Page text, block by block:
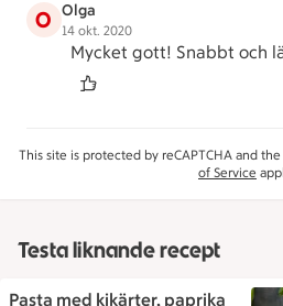
O Olga
14 okt. 2020
Mycket gott! Snabbt och
This site is protected by reCAPTCHA and
of Service
Testa liknande recept
Pasta med kikärter, paprika